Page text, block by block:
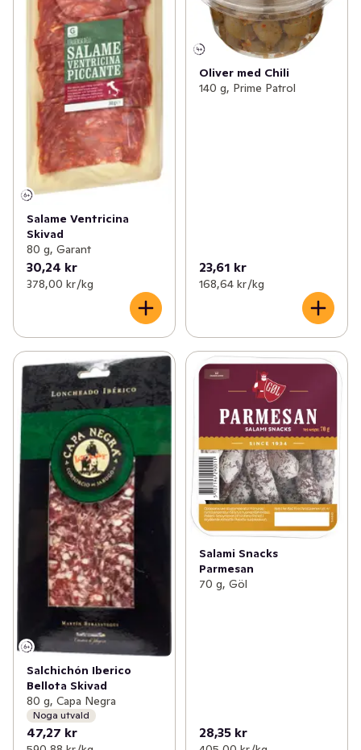
Salame Ventricina
Skivad
80 g, Garant
30,24 kr
378,00 kr /kg
Oliver med Chili
140 g, Prime Patrol
23,61 kr
168,64 kr /kg
Salchichón Iberico
Bellota Skivad
80 g, Capa Negra
Noga utvald
47,27 kr
Salami Snacks
Parmesan
70 g, Göl
28,35 kr